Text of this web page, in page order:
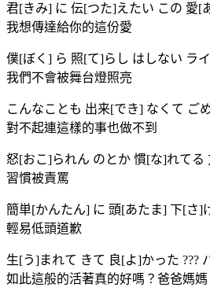
君[きみ] に 伝[つた]えたい この 愛[
我想傳達給你的這份愛
僕[ぼく] ら 照[て]らし はしない ラ
我們不會被舞台燈照亮
こんなことも 出来[でき] なくて ご
對不起連這樣的事也做不到
怒[おこ]られん のとか 慣[な]れてる
習慣被責罵
簡単[かんたん] に 頭[あたま] 下[さ]
輕易低頭道歉
生[う]まれて きて 良[よ]かった ???
如此這般的活著真的好嗎？爸爸媽媽